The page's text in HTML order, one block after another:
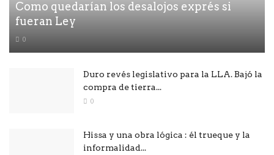
Como quedarían los desalojos exprés si
fueran Ley
0
Duro revés legislativo para la LLA. Bajó la
compra de tierra...
0
Hissa y una obra lógica : él trueque y la
informalidad...